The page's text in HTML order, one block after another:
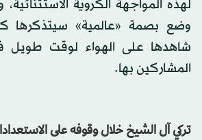
لهذه المواجهة الكروية
وضع بصمة «عالمية»
شاهدها على الهواء لوقت طويل
المشاركين بها.
تركي آل الشيخ خلال وقوفه على